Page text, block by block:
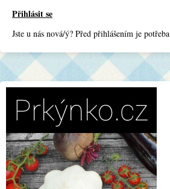
Přihlásit se
Jste u nás nová/ý? Před přihlášením je potřeba